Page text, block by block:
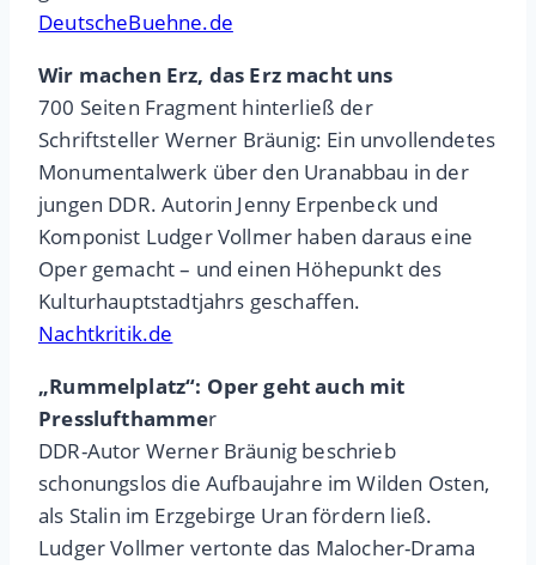
DeutscheBuehne.de
Wir machen Erz, das Erz macht uns
700 Seiten Fragment hinterließ der
Schriftsteller Werner Bräunig: Ein unvollendetes
Monumentalwerk über den Uranabbau in der
jungen DDR. Autorin Jenny Erpenbeck und
Komponist Ludger Vollmer haben daraus eine
Oper gemacht – und einen Höhepunkt des
Kulturhauptstadtjahrs geschaffen.
Nachtkritik.de
„Rummelplatz“: Oper geht auch mit
Presslufthammer
DDR-Autor Werner Bräunig beschrieb
schonungslos die Aufbaujahre im Wilden Osten,
als Stalin im Erzgebirge Uran fördern ließ.
Ludger Vollmer vertonte das Malocher-Drama